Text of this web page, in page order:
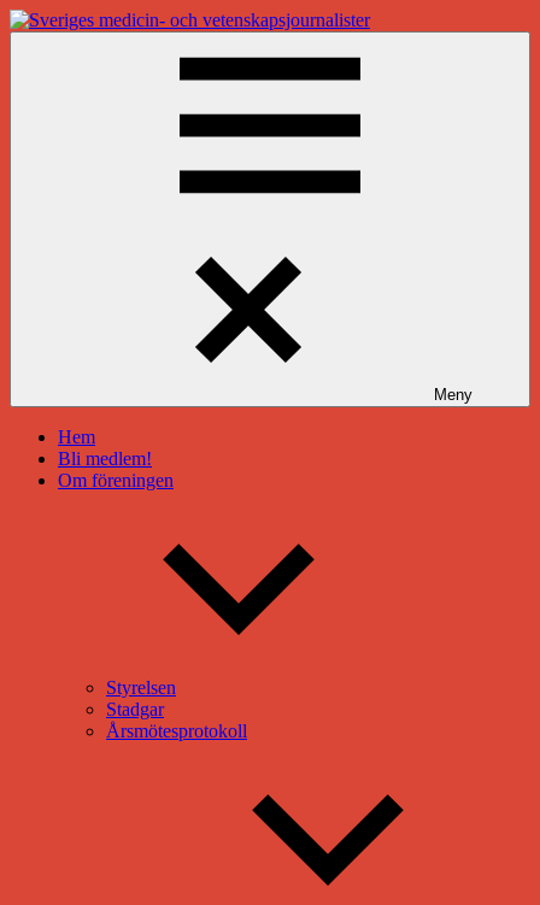
Hoppa
till
Meny
Hem
Bli medlem!
Om föreningen
Styrelsen
Stadgar
Årsmötesprotokoll